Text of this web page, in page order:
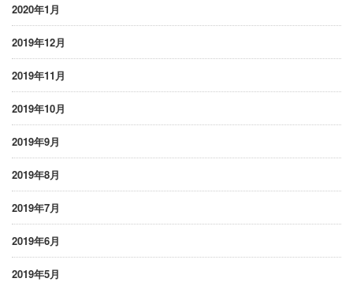
2020年1月
2019年12月
2019年11月
2019年10月
2019年9月
2019年8月
2019年7月
2019年6月
2019年5月